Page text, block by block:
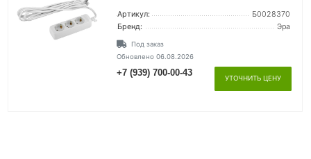
Артикул:
Б0028370
Бренд:
Эра
Под заказ
Обновлено 06.08.2026
+7 (939) 700-00-43
УТОЧНИТЬ ЦЕНУ